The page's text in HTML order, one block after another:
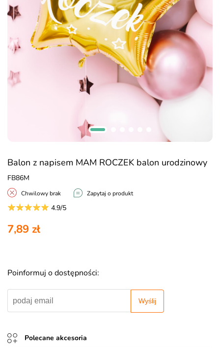
Balon z napisem MAM ROCZEK balon urodzinowy
FB86M
Chwilowy brak Zapytaj o produkt
4.9/5
7,89 zł
Poinformuj o dostępności:
Wyślij
Polecane akcesoria